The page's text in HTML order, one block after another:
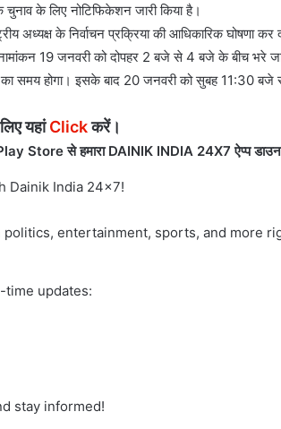
चुनाव के लिए नोटिफिकेशन जारी किया है।
अध्यक्ष के निर्वाचन प्रक्रिया की आधिकारिक घोषणा कर
नामांकन 19 जनवरी को दोपहर 2 बजे से 4 बजे के बीच
समय होगा। इसके बाद 20 जनवरी को सुबह 11:30 बजे से
यहांClickकरें।
Play Store से हमारा DAINIK INDIA 24X7 ऐप्प
Dainik India 24×7!
politics, entertainment, sports, and more
time updates:
stay informed!